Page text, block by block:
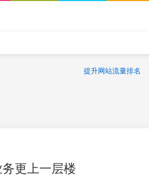
提升网站流量排名
更上一层楼